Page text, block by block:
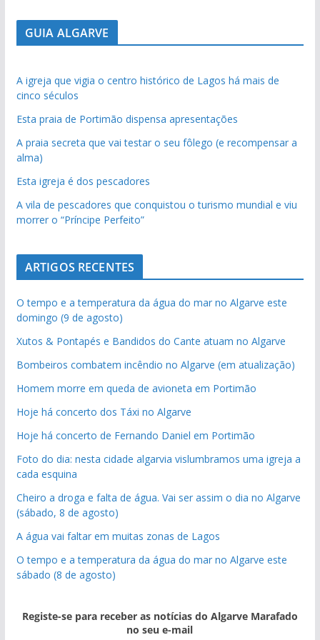
GUIA ALGARVE
A igreja que vigia o centro histórico de Lagos há mais de
cinco séculos
Esta praia de Portimão dispensa apresentações
A praia secreta que vai testar o seu fôlego (e recompensar a
alma)
Esta igreja é dos pescadores
A vila de pescadores que conquistou o turismo mundial e viu
morrer o “Príncipe Perfeito”
ARTIGOS RECENTES
O tempo e a temperatura da água do mar no Algarve este
domingo (9 de agosto)
Xutos & Pontapés e Bandidos do Cante atuam no Algarve
Bombeiros combatem incêndio no Algarve (em atualização)
Homem morre em queda de avioneta em Portimão
Hoje há concerto dos Táxi no Algarve
Hoje há concerto de Fernando Daniel em Portimão
Foto do dia: nesta cidade algarvia vislumbramos uma igreja a
cada esquina
Cheiro a droga e falta de água. Vai ser assim o dia no Algarve
(sábado, 8 de agosto)
A água vai faltar em muitas zonas de Lagos
O tempo e a temperatura da água do mar no Algarve este
sábado (8 de agosto)
Registe-se para receber as notícias do Algarve Marafado
no seu e-mail